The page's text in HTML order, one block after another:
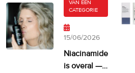
VAN EEN
CATEGORIE
15/06/2026
Niacinamide
is overal —